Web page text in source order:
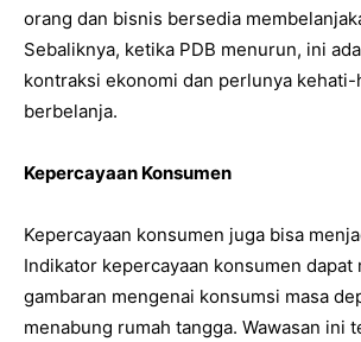
orang dan bisnis bersedia
Sebaliknya, ketika PDB menurun, ini
kontraksi ekonomi dan perlunya kehati-
berbelanja.
Kepercayaan Konsumen
Kepercayaan konsumen juga bisa
Indikator kepercayaan konsumen dapat
gambaran mengenai konsumsi masa
menabung rumah tangga. Wawasan ini